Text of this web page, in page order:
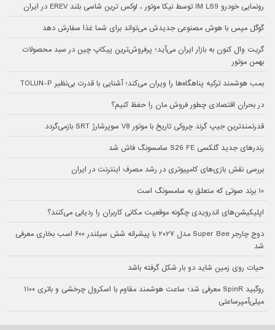
رونمایی خودرو IM LS9 توسط نیکا موتور ، لوکس ترین شاسی بلند EREV در ایران
گوگل مپس با هوش مصنوعی جدیدش می‌تواند برای شما غذا سفارش دهد
گریت وال کنون به بازار ایران می‌آید؛ پرفروش‌ترین پیکاپ چین در سبد محصولات
بهمن موتور
بمب هوشمند ترکیه پناهگاه‌ها را ویران می‌کند؛ آشنایی با قدرت بی‌نظیر TOLUN-P
در بحران اقتصادی چطور فروش مان را حفظ کنیم؟
قدرتمندترین جیپ گرند چروکی تاریخ با موتور V8 سوپرشارژ SRT بازمی‌گردد
رندرهای جدید گلکسی S26 FE سامسونگ فاش شد
بررسی نقش بازی‌های کامپیوتری در رشد مصرف اینترنت در ایران
۱۰ برند صوتی که متعلق به سامسونگ است
اپلیکیشن‌های اندرویدی چگونه موقعیت مکانی کاربران را ردیابی می‌کنند؟
دوج چارجر Super Bee مدل ۲۰۲۷ با پیشرانه شش سیلندر ۶۰۰ اسب بخاری معرفی
شد
حیات روی زمین شاید دو بار شکل گرفته باشد
روگبید SpinR معرفی شد؛ ساعت هوشمند مقاوم با اسکرول چرخشی و باتری ۱۱۰۰
میلی‌آمپرساعتی